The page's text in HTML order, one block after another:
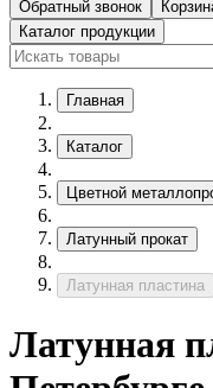
Обратный звонок
Каталог продукции
Главная
Каталог
Цветной
Латунный прокат
Латунная пластина
Латунная